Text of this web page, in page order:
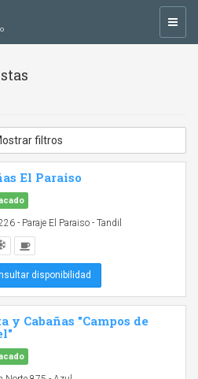
filtros
El Paraiso
- Paraje El Paraiso - Tandil
disponibilidad
y Cabañas "Campos de